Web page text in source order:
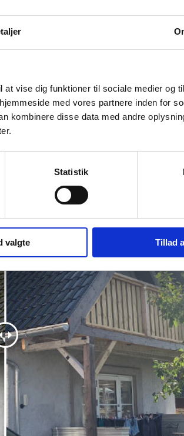
vise dig funktioner til sociale medier og
med vores partnere inden for
kombinere disse data med andre
Statistik
valgte Tillad
EFTER